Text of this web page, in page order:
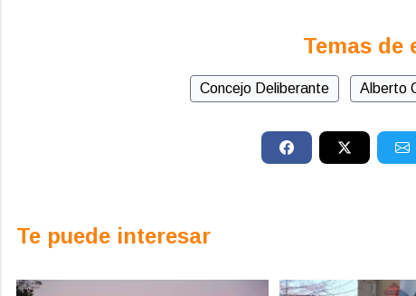
Temas de
Concejo Deliberante Alberto
Te puede interesar